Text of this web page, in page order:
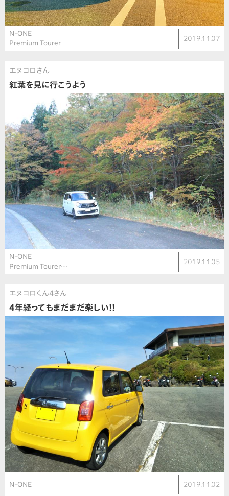
N-ONE
Premium Tourer
2019.11.07
エヌコロさん
紅葉を見に行こうよう
N-ONE
Premium Tourer…
2019.11.05
エヌコロくん4さん
4年経ってもまだまだ楽しい!!
N-ONE 2019.11.02